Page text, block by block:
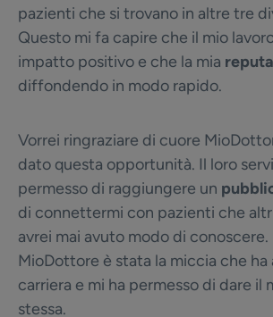
pazienti che si trovano in altre tre
Questo mi fa capire che il mio
impatto positivo e che la mia
diffondendo in modo rapido.
Vorrei ringraziare di cuore
dato questa opportunità. Il loro
permesso di raggiungere un
di connettermi con pazienti che
avrei mai avuto modo di
MioDottore è stata la miccia che ha
carriera e mi ha permesso di dare il
stessa.